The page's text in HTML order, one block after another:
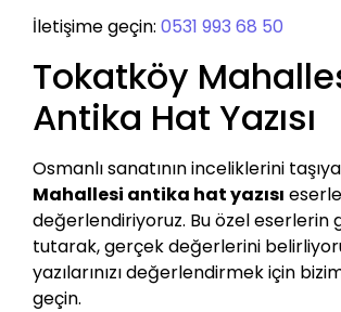
İletişime geçin: 0531 993 68 50
Tokatköy
Antika Hat Yazısı
Osmanlı sanatının inceliklerini
Mahallesi antika hat yazısı
değerlendiriyoruz. Bu özel eserlerin
tutarak, gerçek değerlerini
yazılarınızı değerlendirmek için
geçin.